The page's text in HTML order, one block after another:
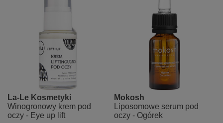
La-Le Kosmetyki
Winogronowy krem pod
oczy - Eye up lift
Mokosh
Liposomowe serum pod
oczy - Ogórek